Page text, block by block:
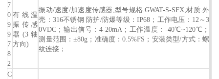
7
0
9
9
7
8
2
有线温
振传感
器(3轴
方向)
振动/速度/加速度传感器;型号规格:GWAT-S-SFX;材质:外
壳：316不锈钢 防护/防爆等级：IP68；工作电压：12～3
0VDC；输出信号：4-20mA；工作温度：-40℃~120℃；
测量范围：±80g；准确度：0.5%FS；安装类型/方式：螺
纹连接；
C